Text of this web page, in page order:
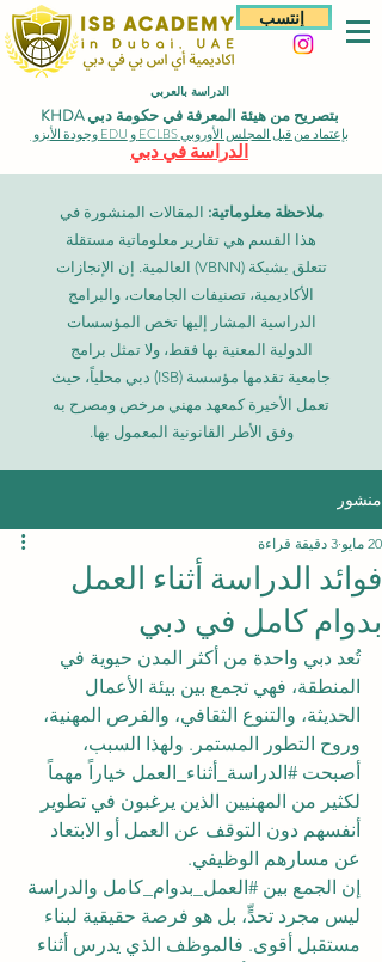
إنتسب
الدراسة بالعربي
بتصريح من هيئة المعرفة في حكومة دبي KHDA
بإعتماد من قبل المجلس الأوروبي ECLBS و EDU وجودة الأيزو
الدراسة في دبي
ملاحظة معلوماتية: المقالات المنشورة في
هذا القسم هي تقارير معلوماتية مستقلة
تتعلق بشبكة (VBNN) العالمية. إن الإنجازات
الأكاديمية، تصنيفات الجامعات، والبرامج
الدراسية المشار إليها تخص المؤسسات
الدولية المعنية بها فقط، ولا تمثل برامج
جامعية تقدمها مؤسسة (ISB) دبي محلياً، حيث
تعمل الأخيرة كمعهد مهني مرخص ومصرح به
وفق الأطر القانونية المعمول بها.
منشور
فوائد الدراسة أثناء العمل
بدوام كامل في دبي
20 مايو 3 دقيقة قراءة
تُعد دبي واحدة من أكثر المدن حيوية في
المنطقة، فهي تجمع بين بيئة الأعمال
الحديثة، والتنوع الثقافي، والفرص المهنية،
وروح التطور المستمر. ولهذا السبب،
أصبحت #الدراسة_أثناء_العمل خياراً مهماً
لكثير من المهنيين الذين يرغبون في تطوير
أنفسهم دون التوقف عن العمل أو الابتعاد
عن مسارهم الوظيفي.
إن الجمع بين #العمل_بدوام_كامل والدراسة
ليس مجرد تحدٍّ، بل هو فرصة حقيقية لبناء
مستقبل أقوى. فالموظف الذي يدرس أثناء